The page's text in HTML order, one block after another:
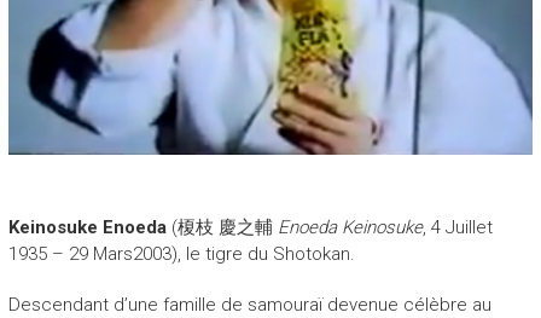
Keinosuke Enoeda(榎枝 慶之輔 Enoeda Keinosuke, 4 Juillet
1935 – 29 Mars2003), le tigre du Shotokan.
Descendant d’une famille de samouraï devenue célèbre au